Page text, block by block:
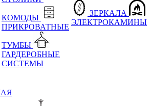
КОМОДЫ
ПРИКРОВАТНЫЕ
ТУМБЫ
ГАРДЕРОБНЫЕ
СИСТЕМЫ
ЗЕРКАЛА
ЭЛЕКТРОКАМИНЫ